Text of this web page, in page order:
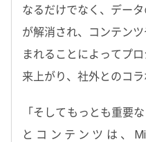
なるだけでなく、デー
が解消され、コンテン
まれることによってプ
来上がり、社外とのコ
「そしてもっとも重要
とコンテンツは、